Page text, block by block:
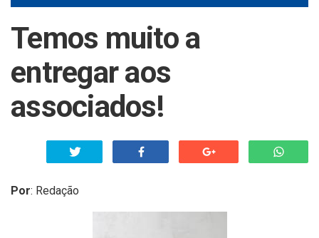
Temos muito a
entregar aos
associados!
Por: Redação